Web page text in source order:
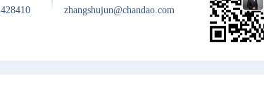
zhangshujun@chandao.com